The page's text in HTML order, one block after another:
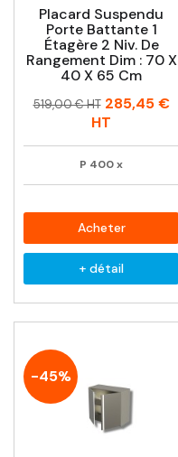
Placard Suspendu
Porte Battante 1
Étagère 2 Niv. De
Rangement Dim : 70 X
40 X 65 Cm
Prix
Prix
519,00 € HT 285,45 €
HT
P 400x
Acheter
+ détail
-45%